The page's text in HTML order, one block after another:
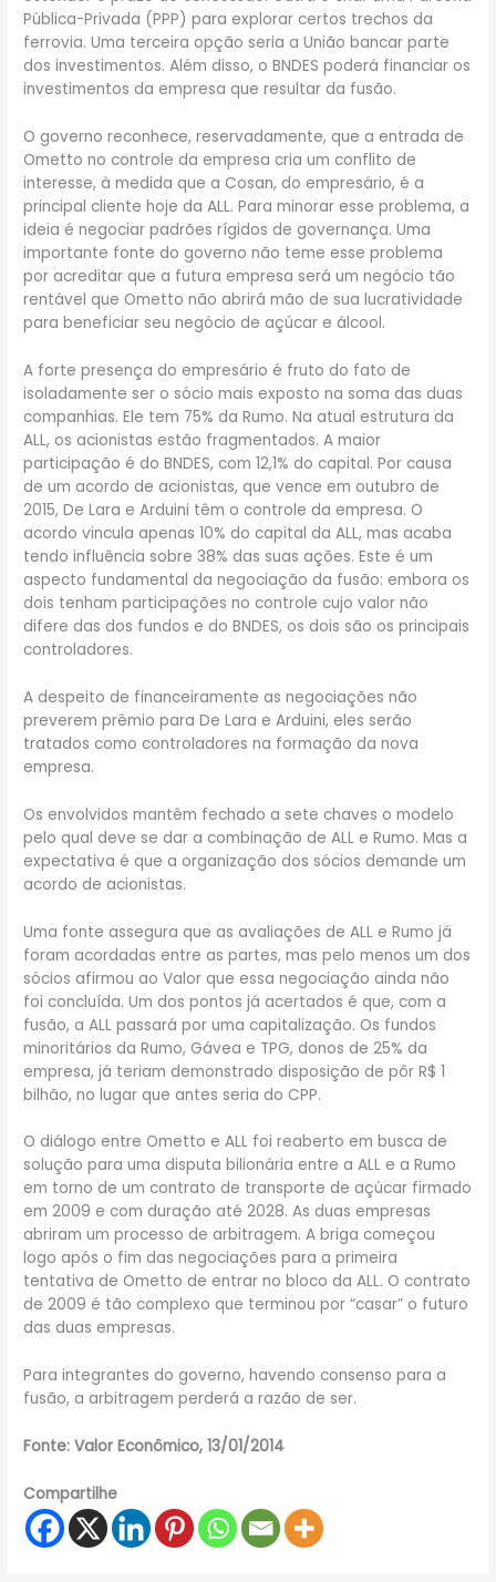
Pública-Privada (PPP) para explorar certos trechos da
ferrovia. Uma terceira opção seria a União bancar parte
dos investimentos. Além disso, o BNDES poderá financiar os
investimentos da empresa que resultar da fusão.
O governo reconhece, reservadamente, que a entrada de
Ometto no controle da empresa cria um conflito de
interesse, à medida que a Cosan, do empresário, é a
principal cliente hoje da ALL. Para minorar esse problema, a
ideia é negociar padrões rígidos de governança. Uma
importante fonte do governo não teme esse problema
por acreditar que a futura empresa será um negócio tão
rentável que Ometto não abrirá mão de sua lucratividade
para beneficiar seu negócio de açúcar e álcool.
A forte presença do empresário é fruto do fato de
isoladamente ser o sócio mais exposto na soma das duas
companhias. Ele tem 75% da Rumo. Na atual estrutura da
ALL, os acionistas estão fragmentados. A maior
participação é do BNDES, com 12,1% do capital. Por causa
de um acordo de acionistas, que vence em outubro de
2015, De Lara e Arduini têm o controle da empresa. O
acordo vincula apenas 10% do capital da ALL, mas acaba
tendo influência sobre 38% das suas ações. Este é um
aspecto fundamental da negociação da fusão: embora os
dois tenham participações no controle cujo valor não
difere das dos fundos e do BNDES, os dois são os principais
controladores.
A despeito de financeiramente as negociações não
preverem prêmio para De Lara e Arduini, eles serão
tratados como controladores na formação da nova
empresa.
Os envolvidos mantêm fechado a sete chaves o modelo
pelo qual deve se dar a combinação de ALL e Rumo. Mas a
expectativa é que a organização dos sócios demande um
acordo de acionistas.
Uma fonte assegura que as avaliações de ALL e Rumo já
foram acordadas entre as partes, mas pelo menos um dos
sócios afirmou ao Valor que essa negociação ainda não
foi concluída. Um dos pontos já acertados é que, com a
fusão, a ALL passará por uma capitalização. Os fundos
minoritários da Rumo, Gávea e TPG, donos de 25% da
empresa, já teriam demonstrado disposição de pôr R$ 1
bilhão, no lugar que antes seria do CPP.
O diálogo entre Ometto e ALL foi reaberto em busca de
solução para uma disputa bilionária entre a ALL e a Rumo
em torno de um contrato de transporte de açúcar firmado
em 2009 e com duração até 2028. As duas empresas
abriram um processo de arbitragem. A briga começou
logo após o fim das negociações para a primeira
tentativa de Ometto de entrar no bloco da ALL. O contrato
de 2009 é tão complexo que terminou por “casar” o futuro
das duas empresas.
Para integrantes do governo, havendo consenso para a
fusão, a arbitragem perderá a razão de ser.
Fonte: Valor Econômico, 13/01/2014
Compartilhe